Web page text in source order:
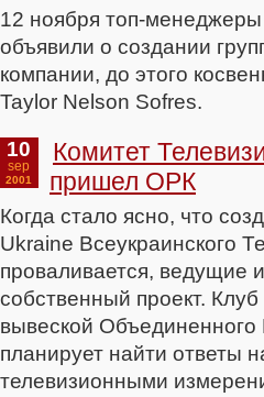
12 ноября топ-
объявили о создании
компании, до этого
Taylor Nelson Sofres.
10
sep
2001
Комитет
пришел ОРК
Когда стало ясно, что
Ukraine Всеукраинского
проваливается, ведущие
собственный проект.
вывеской
планирует найти ответы
телевизионными